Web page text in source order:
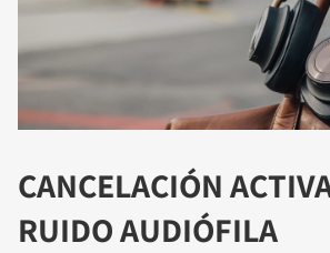
CANCELACIÓN
RUIDO AUDIÓFILA